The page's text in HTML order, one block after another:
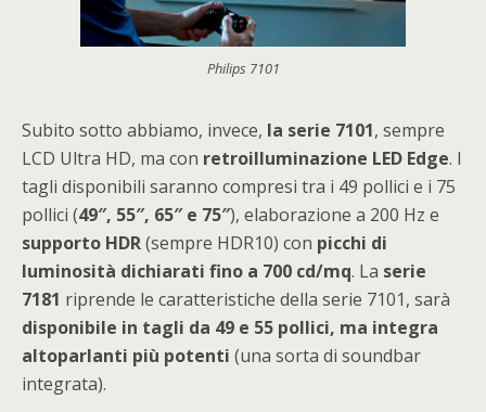
Philips 7101
Subito sotto abbiamo, invece, la serie 7101, sempre
LCD Ultra HD, ma con retroilluminazione LED Edge. I
tagli disponibili saranno compresi tra i 49 pollici e i 75
pollici (49″, 55″, 65″ e 75″), elaborazione a 200 Hz e
supporto HDR(sempre HDR10) con picchi di
luminosità dichiarati fino a 700 cd/mq. La serie
7181 riprende le caratteristiche della serie 7101, sarà
disponibile in tagli da 49 e 55 pollici, ma integra
altoparlanti più potenti (una sorta di soundbar
integrata).